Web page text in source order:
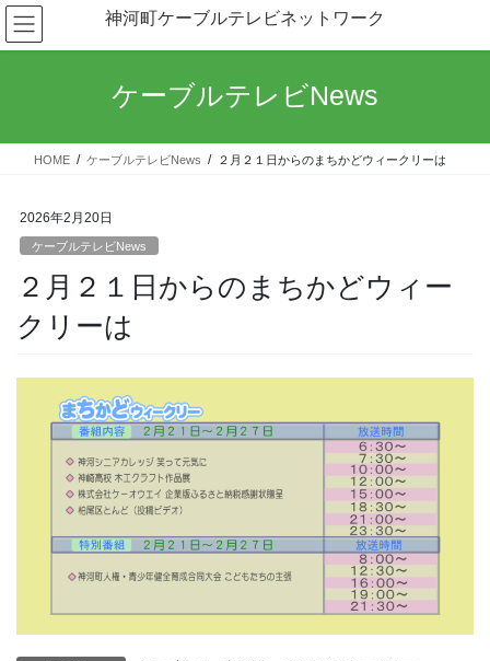
コ
ン
テ
ス
ナ
ビ
ゲ
ン
神河町ケーブルテレビネットワーク
ケーブルテレビNews
HOME ケーブルテレビNews ２月２１日からのまちかどウィークリーは
2026年2月20日
ケーブルテレビNews
２月２１日からのまちかどウィー
クリーは